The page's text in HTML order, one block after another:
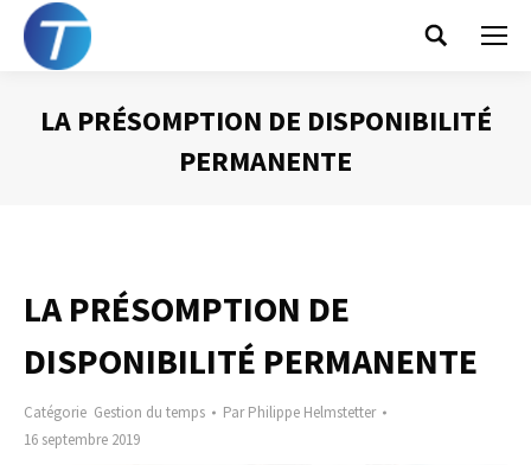
Search:
LA PRÉSOMPTION DE DISPONIBILITÉ
PERMANENTE
LA PRÉSOMPTION DE
DISPONIBILITÉ PERMANENTE
Catégorie Gestion du temps ParPhilippe Helmstetter
16 septembre 2019